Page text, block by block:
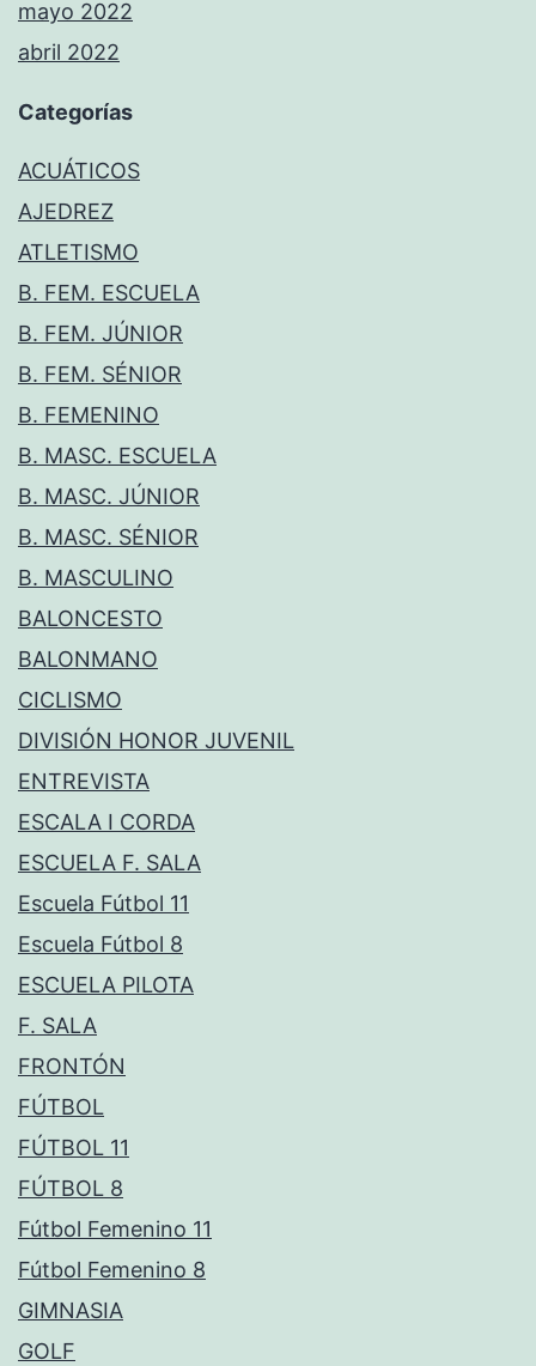
mayo 2022
abril 2022
Categorías
ACUÁTICOS
AJEDREZ
ATLETISMO
B. FEM. ESCUELA
B. FEM. JÚNIOR
B. FEM. SÉNIOR
B. FEMENINO
B. MASC. ESCUELA
B. MASC. JÚNIOR
B. MASC. SÉNIOR
B. MASCULINO
BALONCESTO
BALONMANO
CICLISMO
DIVISIÓN HONOR JUVENIL
ENTREVISTA
ESCALA I CORDA
ESCUELA F. SALA
Escuela Fútbol 11
Escuela Fútbol 8
ESCUELA PILOTA
F. SALA
FRONTÓN
FÚTBOL
FÚTBOL 11
FÚTBOL 8
Fútbol Femenino 11
Fútbol Femenino 8
GIMNASIA
GOLF